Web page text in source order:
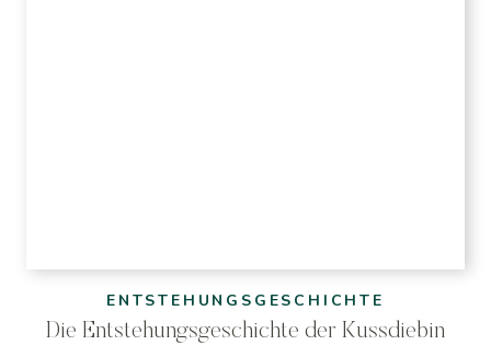
ENTSTEHUNGSGESCHICHTE
Die Entstehungsgeschichte der Kussdiebin